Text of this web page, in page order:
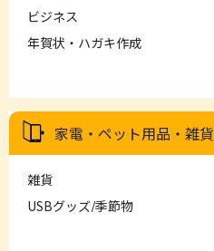
ビジネス
年賀状・ハガキ作成
家電・ペット用品・雑貨
雑貨
USBグッズ/季節物